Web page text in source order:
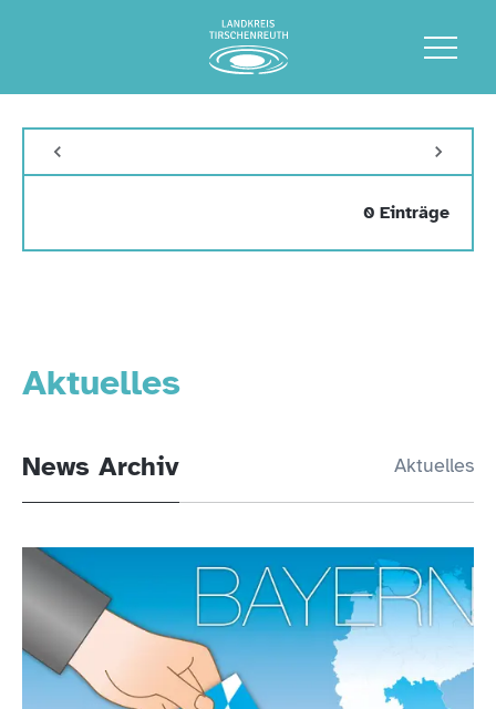
Aktuelles
News Archiv Aktuelles
0 Einträge